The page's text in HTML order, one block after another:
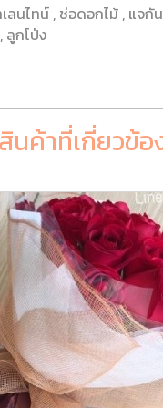
ลนไทน์ ช่อดอกไม้ แจกั
ลูกโป่ง
สินค้าที่เกี่ยวข้อ